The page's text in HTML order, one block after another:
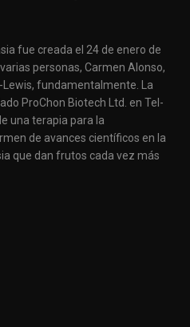
fue creada el 24 de enero de
personas, Carmen Alonso,
fundamentalmente. La
ProChon Biotech Ltd. en Tel-
una terapia para la
de avances científicos en la
que dan frutos cada vez más